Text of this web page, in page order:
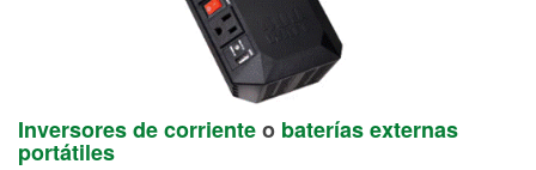
Inversores de corrienteo baterías externas
portátiles